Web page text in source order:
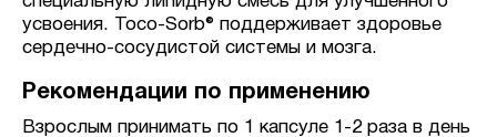
усвоения. Toco-Sorb® поддерживает здоровье
сердечно-сосудистой системы и мозга.
Рекомендации по применению
Взрослым принимать по 1 капсуле 1-2 раза в день